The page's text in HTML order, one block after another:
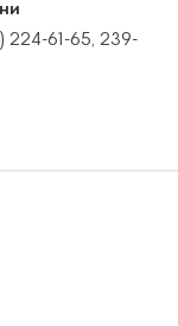
224-61-65, 239-